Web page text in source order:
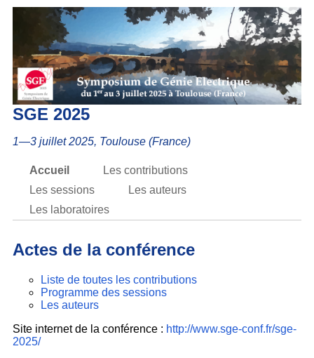
SGE 2025
1—3 juillet 2025, Toulouse (France)
Accueil
Les contributions
Les sessions
Les auteurs
Les laboratoires
Actes de la conférence
Liste de toutes les contributions
Programme des sessions
Les auteurs
Site internet de la conférence : http://www.sge-conf.fr/sge-
2025/